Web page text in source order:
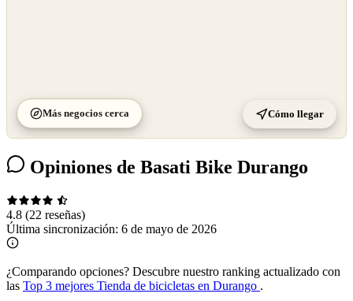
Más negocios cerca Cómo llegar
Opiniones de Basati Bike Durango
4.8 (22 reseñas)
Última sincronización: 6 de mayo de 2026
¿Comparando opciones? Descubre nuestro ranking actualizado con
las Top 3 mejores Tienda de bicicletas en Durango .